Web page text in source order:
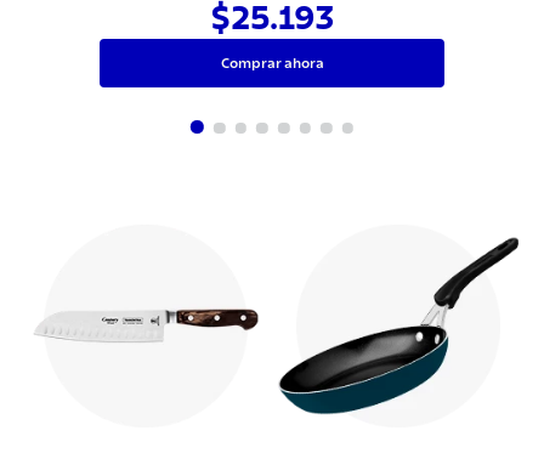
$25.193
Comprar ahora